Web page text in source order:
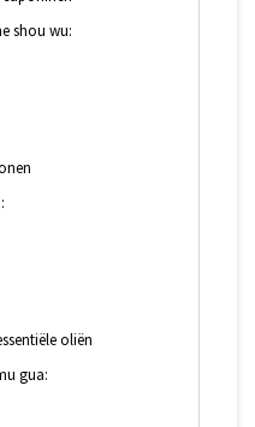
shou wu:
oliën
gua: